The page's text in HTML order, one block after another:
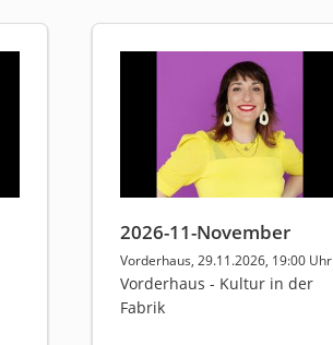
2026-11-November
Vorderhaus, 29.11.2026, 19:00 Uhr
Vorderhaus - Kultur in der
Fabrik